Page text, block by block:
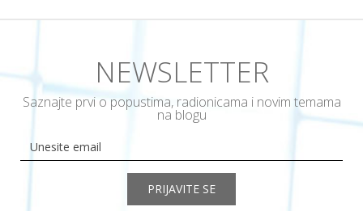
NEWSLETTER
Saznajte prvi o popustima, radionicama i novim temama
na blogu
PRIJAVITE SE